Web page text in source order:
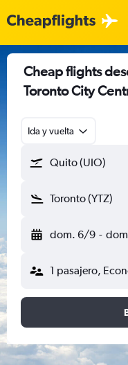
Cheap flights
Toronto City
Ida y vuelta
Quito (UIO)
Toronto (YTZ)
dom. 6/9 -
1 pasajero,